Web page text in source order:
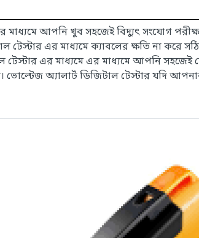
আপনি খুব সহজেই বিদ্যুৎ সংযোগ পরীক্ষা
এর মাধ্যমে ক্যাবলের ক্ষতি না করে
টেস্টার এর মাধ্যমে এর মাধ্যমে আপনি
অ্যালার্ট ডিজিটাল টেস্টার যদি আপনার